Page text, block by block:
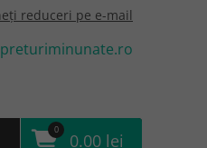
reduceri pe e-mail
0
0.00 lei